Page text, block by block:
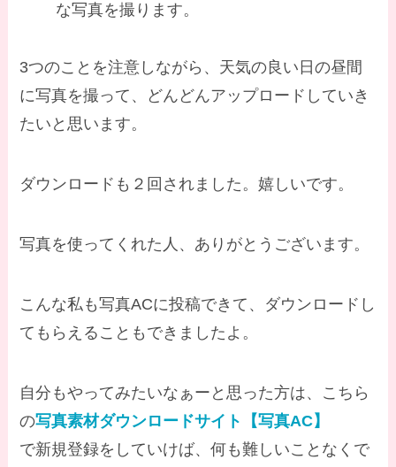
な写真を撮ります。
3つのことを注意しながら、天気の良い日の昼間
に写真を撮って、どんどんアップロードしていき
たいと思います。
ダウンロードも２回されました。嬉しいです。
写真を使ってくれた人、ありがとうございます。
こんな私も写真ACに投稿できて、ダウンロードし
てもらえることもできましたよ。
自分もやってみたいなぁーと思った方は、こちら
の写真素材ダウンロードサイト【写真AC】
で新規登録をしていけば、何も難しいことなくで